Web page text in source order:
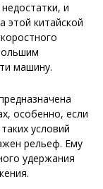
и
этой китайской
машину.
особенно, если
условий
рельеф. Ему
удержания